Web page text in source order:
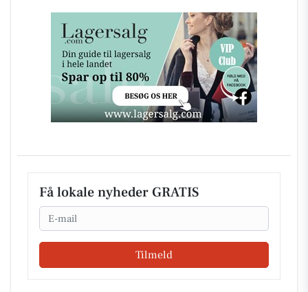
Få lokale nyheder GRATIS
Email
Tilmeld